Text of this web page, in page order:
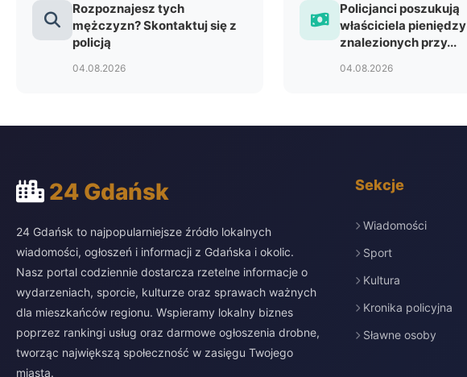
Rozpoznajesz tych
mężczyzn? Skontaktuj się z
policją
04.08.2026
Policjanci poszukują
właściciela pieniędzy
znalezionych przy...
04.08.2026
24 Gdańsk
24 Gdańsk to najpopularniejsze źródło lokalnych
wiadomości, ogłoszeń i informacji z Gdańska i okolic.
Nasz portal codziennie dostarcza rzetelne informacje o
wydarzeniach, sporcie, kulturze oraz sprawach ważnych
dla mieszkańców regionu. Wspieramy lokalny biznes
poprzez rankingi usług oraz darmowe ogłoszenia drobne,
tworząc największą społeczność w zasięgu Twojego
miasta.
Sekcje
Wiadomości
Sport
Kultura
Kronika policyjna
Sławne osoby